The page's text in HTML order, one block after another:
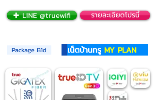
✚ LINE @truewifi รายละเอียดโปรนี้
Package B1d เน็ตบ้านทรู MY PLAN